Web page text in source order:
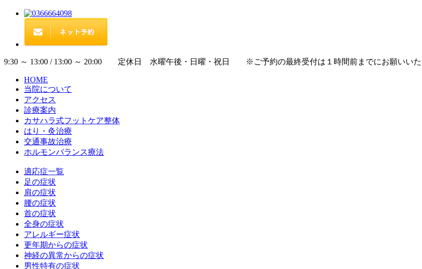
9:30 ～ 13:00 / 13:00 ～ 20:00 定休日 水曜午後・日曜・祝日 ※ご予約の最終受付は１時間前までにお願いいた
HOME
当院について
アクセス
診療案内
カサハラ式フットケア整体
はり・灸治療
交通事故治療
ホルモンバランス療法
適応症一覧
足の症状
肩の症状
腰の症状
首の症状
全身の症状
アレルギー症状
更年期からの症状
神経の異常からの症状
男性特有の症状